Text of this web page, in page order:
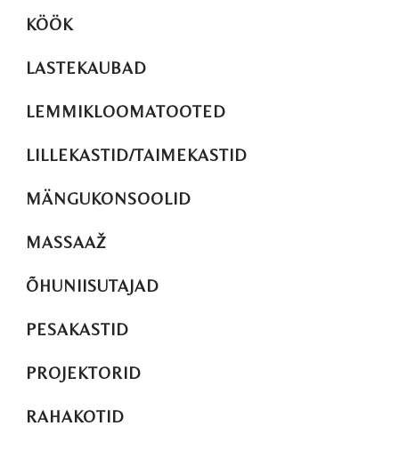
KÖÖK
LASTEKAUBAD
LEMMIKLOOMATOOTED
LILLEKASTID/TAIMEKASTID
MÄNGUKONSOOLID
MASSAAŽ
ÕHUNIISUTAJAD
PESAKASTID
PROJEKTORID
RAHAKOTID